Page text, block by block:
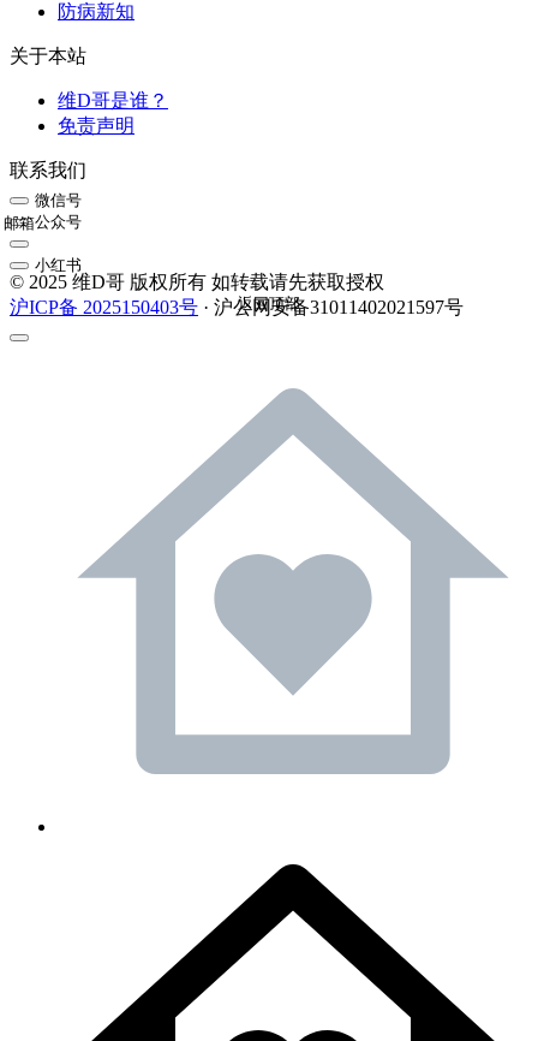
防病新知
关于本站
维D哥是谁？
免责声明
联系我们
微信号
公众号
邮箱
小红书
© 2025 维D哥 版权所有 如转载请先获取授权
沪ICP备 2025150403号 · 沪公网安备31011402021597号
返回顶部